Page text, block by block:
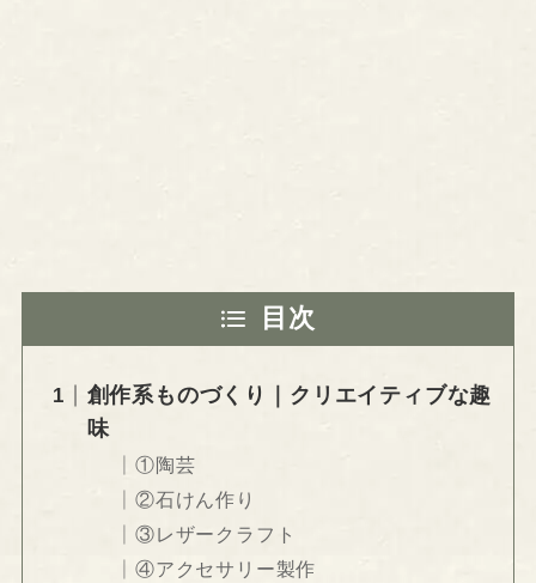
目次
創作系ものづくり｜クリエイティブな趣
味
①陶芸
②石けん作り
③レザークラフト
④アクセサリー製作